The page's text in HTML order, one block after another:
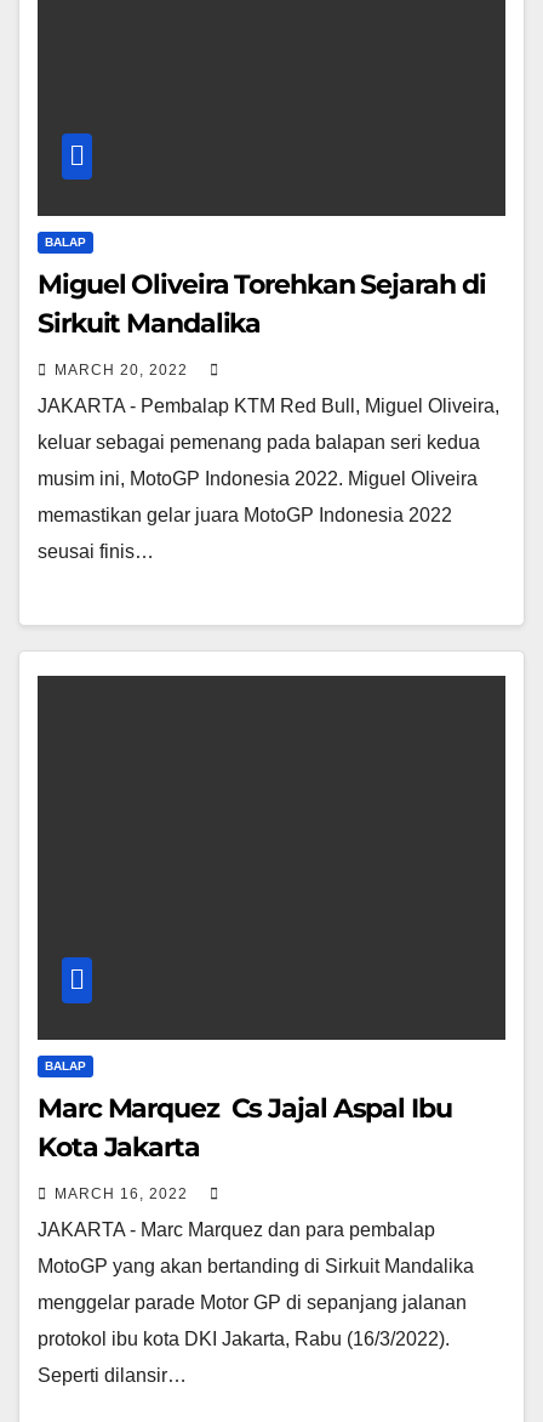
BALAP
Miguel Oliveira Torehkan Sejarah di
Sirkuit Mandalika
MARCH 20, 2022
JAKARTA - Pembalap KTM Red Bull, Miguel Oliveira,
keluar sebagai pemenang pada balapan seri kedua
musim ini, MotoGP Indonesia 2022. Miguel Oliveira
memastikan gelar juara MotoGP Indonesia 2022
seusai finis…
BALAP
Marc Marquez Cs Jajal Aspal Ibu
Kota Jakarta
MARCH 16, 2022
JAKARTA - Marc Marquez dan para pembalap
MotoGP yang akan bertanding di Sirkuit Mandalika
menggelar parade Motor GP di sepanjang jalanan
protokol ibu kota DKI Jakarta, Rabu (16/3/2022).
Seperti dilansir…